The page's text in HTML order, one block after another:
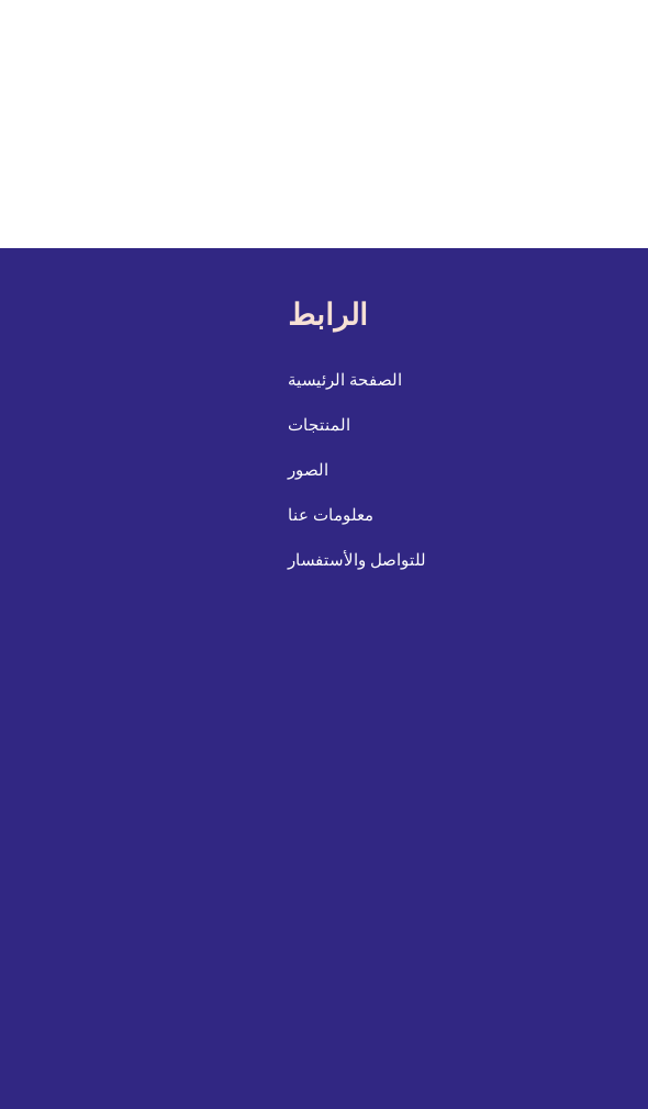
الرابط
الصفحة الرئيسية
المنتجات
الصور
معلومات عنا
للتواصل والأستفسار